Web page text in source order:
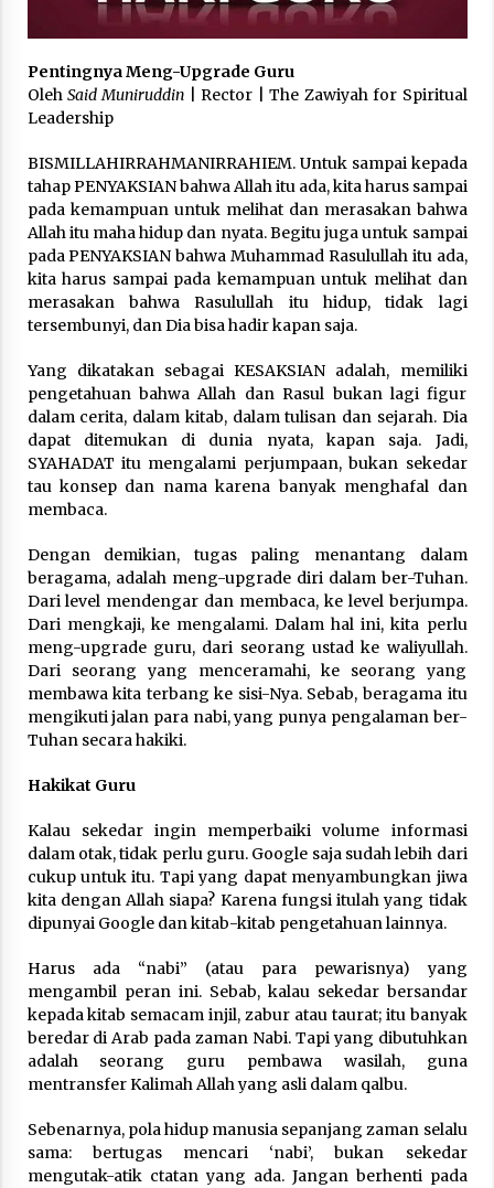
3 months ago
3 months ago
Said Muniruddin Latih Mental dan Spiritual 80
Siswa YPHC
3 months ago
Said Muniruddin Beri Pelatihan dan Motivasi
untuk 179 Guru Diniyah Disdikbud Kota Banda
Aceh
4 months ago
SELVi: Sebuah Model Motivasi dalam
Kepemimpinan Bisnis
4 months ago
Eksistensi Iran dalam Tiga Ayat: Memahami
Aliansi Yahudi dan Kristen dalam Dinamika
Pentingnya Meng-Upgrade Guru
Oleh Said Muniruddin | Rector | The Zawiyah for Spiritual
Leadership
BISMILLAHIRRAHMANIRRAHIEM. Untuk sampai kepada
tahap PENYAKSIAN bahwa Allah itu ada, kita harus sampai
pada kemampuan untuk melihat dan merasakan bahwa
Allah itu maha hidup dan nyata. Begitu juga untuk sampai
pada PENYAKSIAN bahwa Muhammad Rasulullah itu ada,
kita harus sampai pada kemampuan untuk melihat dan
merasakan bahwa Rasulullah itu hidup, tidak lagi
tersembunyi, dan Dia bisa hadir kapan saja.
Yang dikatakan sebagai KESAKSIAN adalah, memiliki
pengetahuan bahwa Allah dan Rasul bukan lagi figur
dalam cerita, dalam kitab, dalam tulisan dan sejarah. Dia
dapat ditemukan di dunia nyata, kapan saja. Jadi,
SYAHADAT itu mengalami perjumpaan, bukan sekedar
tau konsep dan nama karena banyak menghafal dan
membaca.
Dengan demikian, tugas paling menantang dalam
beragama, adalah meng-upgrade diri dalam ber-Tuhan.
Dari level mendengar dan membaca, ke level berjumpa.
Dari mengkaji, ke mengalami. Dalam hal ini, kita perlu
meng-upgrade guru, dari seorang ustad ke waliyullah.
Dari seorang yang menceramahi, ke seorang yang
membawa kita terbang ke sisi-Nya. Sebab, beragama itu
mengikuti jalan para nabi, yang punya pengalaman ber-
Tuhan secara hakiki.
Hakikat Guru
Kalau sekedar ingin memperbaiki volume informasi
dalam otak, tidak perlu guru. Google saja sudah lebih dari
cukup untuk itu. Tapi yang dapat menyambungkan jiwa
kita dengan Allah siapa? Karena fungsi itulah yang tidak
dipunyai Google dan kitab-kitab pengetahuan lainnya.
Harus ada “nabi” (atau para pewarisnya) yang
mengambil peran ini. Sebab, kalau sekedar bersandar
kepada kitab semacam injil, zabur atau taurat; itu banyak
beredar di Arab pada zaman Nabi. Tapi yang dibutuhkan
adalah seorang guru pembawa wasilah, guna
mentransfer Kalimah Allah yang asli dalam qalbu.
Sebenarnya, pola hidup manusia sepanjang zaman selalu
sama: bertugas mencari ‘nabi’, bukan sekedar
mengutak-atik ctatan yang ada. Jangan berhenti pada